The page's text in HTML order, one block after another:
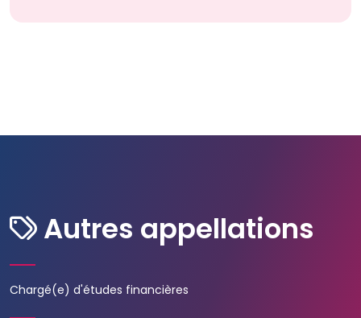
Autres appellations
Chargé(e) d'études financières